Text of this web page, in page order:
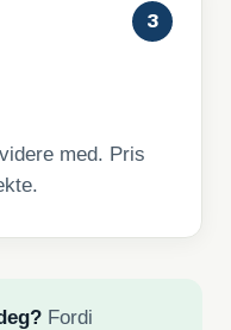
3
med. Pris
Fordi